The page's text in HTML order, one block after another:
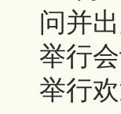
问并
举行
举行欢